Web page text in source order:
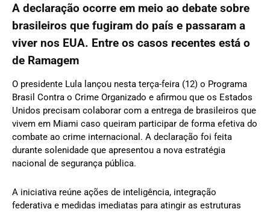
A declaração ocorre em meio ao debate sobre
brasileiros que fugiram do país e passaram a
viver nos EUA. Entre os casos recentes está o
de Ramagem
O presidente Lula lançou nesta terça-feira (12) o Programa
Brasil Contra o Crime Organizado e afirmou que os Estados
Unidos precisam colaborar com a entrega de brasileiros que
vivem em Miami caso queiram participar de forma efetiva do
combate ao crime internacional. A declaração foi feita
durante solenidade que apresentou a nova estratégia
nacional de segurança pública.
A iniciativa reúne ações de inteligência, integração
federativa e medidas imediatas para atingir as estruturas